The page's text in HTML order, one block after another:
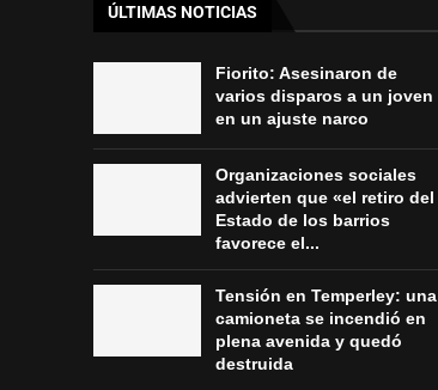
ÚLTIMAS NOTICIAS
Fiorito: Asesinaron de
varios disparos a un joven
en un ajuste narco
Organizaciones sociales
advierten que «el retiro del
Estado de los barrios
favorece el...
Tensión en Temperley: una
camioneta se incendió en
plena avenida y quedó
destruida